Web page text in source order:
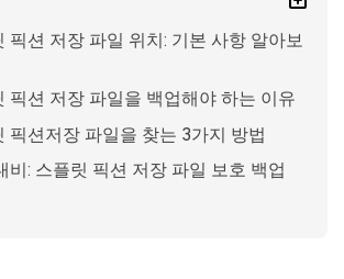
픽션 저장 파일 위치: 기본 사항 알아보
픽션 저장 파일을 백업해야 하는 이유
픽션저장 파일을 찾는 3가지 방법
비: 스플릿 픽션 저장 파일 보호 백업